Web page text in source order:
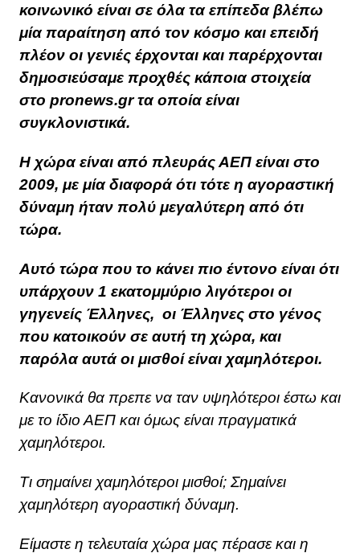
κοινωνικό είναι σε όλα τα επίπεδα βλέπω
μία παραίτηση από τον κόσμο και επειδή
πλέον οι γενιές έρχονται και παρέρχονται
δημοσιεύσαμε προχθές κάποια στοιχεία
στο pronews.gr τα οποία είναι
συγκλονιστικά.
Η χώρα είναι από πλευράς ΑΕΠ είναι στο
2009, με μία διαφορά ότι τότε η αγοραστική
δύναμη ήταν πολύ μεγαλύτερη από ότι
τώρα.
Αυτό τώρα που το κάνει πιο έντονο είναι ότι
υπάρχουν 1 εκατομμύριο λιγότεροι οι
γηγενείς Έλληνες, οι Έλληνες στο γένος
που κατοικούν σε αυτή τη χώρα, και
παρόλα αυτά οι μισθοί είναι χαμηλότεροι.
Κανονικά θα πρεπε να ταν υψηλότεροι έστω και
με το ίδιο ΑΕΠ και όμως είναι πραγματικά
χαμηλότεροι.
Τι σημαίνει χαμηλότεροι μισθοί; Σημαίνει
χαμηλότερη αγοραστική δύναμη.
Είμαστε η τελευταία χώρα μας πέρασε και η